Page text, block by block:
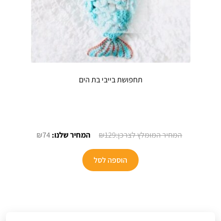
תחפושת בייבי בת הים
₪129
המחיר
המקורי
היה:
₪129.
₪74
הוספה לסל